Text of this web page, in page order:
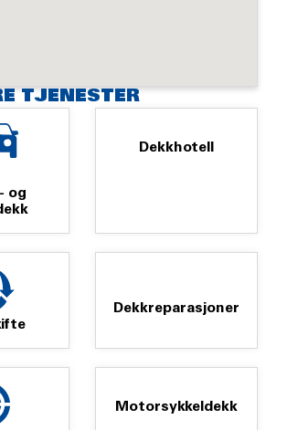
TJENESTER
og
Dekkhotell
Dekkreparasjoner
Motorsykkeldekk